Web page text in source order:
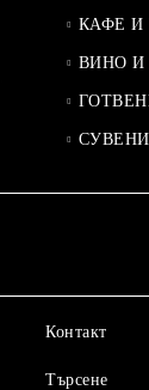
КАФЕ И
ВИНО И
Контакт
Търсене